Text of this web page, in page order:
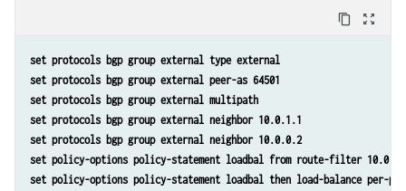
content_copy zoom_out_map
set protocols bgp group external type external
set protocols bgp group external peer-as 64501
set protocols bgp group external multipath
set protocols bgp group external neighbor 10.0.1.1
set protocols bgp group external neighbor 10.0.0.2
set policy-options policy-statement loadbal from route-filter
set policy-options policy-statement loadbal then load-balance per-